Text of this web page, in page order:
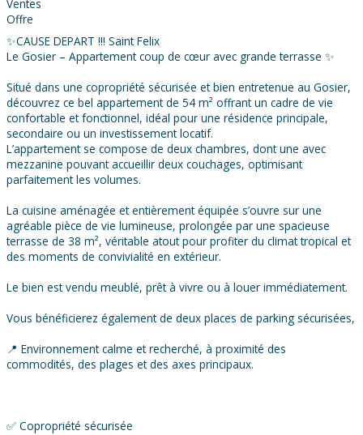
Ventes
Offre
✨CAUSE DEPART !!! Saint Felix
Le Gosier – Appartement coup de cœur avec grande terrasse ✨
Situé dans une copropriété sécurisée et bien entretenue au Gosier,
découvrez ce bel appartement de 54 m² offrant un cadre de vie
confortable et fonctionnel, idéal pour une résidence principale,
secondaire ou un investissement locatif.
L’appartement se compose de deux chambres, dont une avec
mezzanine pouvant accueillir deux couchages, optimisant
parfaitement les volumes.
La cuisine aménagée et entièrement équipée s’ouvre sur une
agréable pièce de vie lumineuse, prolongée par une spacieuse
terrasse de 38 m², véritable atout pour profiter du climat tropical et
des moments de convivialité en extérieur.
Le bien est vendu meublé, prêt à vivre ou à louer immédiatement.
Vous bénéficierez également de deux places de parking sécurisées,
📍 Environnement calme et recherché, à proximité des
commodités, des plages et des axes principaux.
✅ Copropriété sécurisée